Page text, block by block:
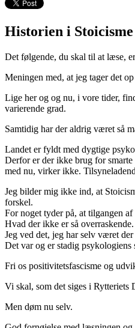
Historien i Stoicisme
Det følgende, du skal til at læse,
Meningen med, at jeg tager det
Lige her og og nu, i vore tider,
varierende grad.
Samtidig har der aldrig været så
Landet er fyldt med dygtige
Derfor er der ikke brug for
med nu, virker ikke.
Jeg bilder mig ikke ind, at
forskel.
For noget tyder på, at tilgangen
Hvad der ikke er så overraskende.
Jeg ved det, jeg har selv været
Det var og er stadig psykologiens
Fri os positivitetsfascisme og
Vi skal, som det siges i
Men døm nu selv.